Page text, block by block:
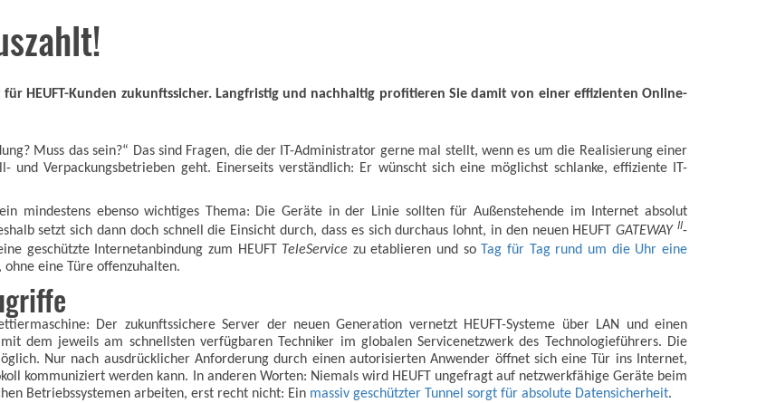
HEUFT-Kunden zukunftssicher. Langfristig und nachhaltig profitieren Sie damit von einer effizienten Online-
Muss das sein?“ Das sind Fragen, die der IT-Administrator gerne mal stellt, wenn es um die Realisierung einer
und Verpackungsbetrieben geht. Einerseits verständlich: Er wünscht sich eine möglichst schlanke, effiziente IT-
mindestens ebenso wichtiges Thema: Die Geräte in der Linie sollten für Außenstehende im Internet absolut
setzt sich dann doch schnell die Einsicht durch, dass es sich durchaus lohnt, in den neuen HEUFTGATEWAYII-
geschützte Internetanbindung zum HEUFT TeleService zu etablieren und so
Tag für Tag rund um die Uhr eine
, ohne eine Türe offenzuhalten.
Der zukunftssichere Server der neuen Generation vernetzt HEUFT-Systeme über LAN und einen
dem jeweils am schnellsten verfügbaren Techniker im globalen Servicenetzwerk des Technologieführers. Die
Nur nach ausdrücklicher Anforderung durch einen autorisierten Anwender öffnet sich eine Tür ins Internet,
kommuniziert werden kann. In anderen Worten: Niemals wird HEUFT ungefragt auf netzwerkfähige Geräte beim
Betriebssystemen arbeiten, erst recht nicht: Ein massiv geschützter Tunnel sorgt für absolute Datensicherheit.